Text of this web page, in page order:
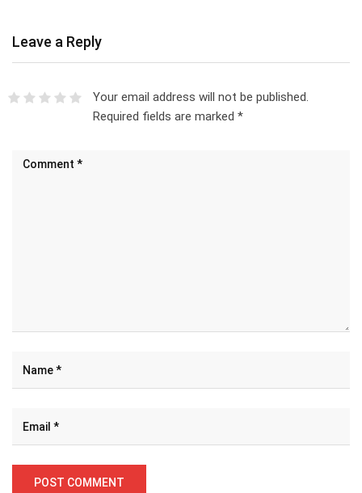
Leave a Reply
Your email address will not be published.
Required fields are marked *